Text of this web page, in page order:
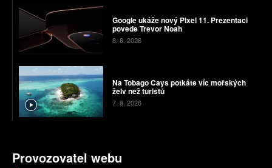
Google ukáže nový Pixel 11. Prezentaci
povede Trevor Noah
8. 8. 2026
Na Tobago Cays potkáte víc mořských
želv než turistů
7. 8. 2026
Provozovatel webu